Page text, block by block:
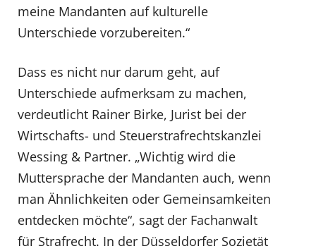
meine Mandanten auf kulturelle
Unterschiede vorzubereiten.“
Dass es nicht nur darum geht, auf
Unterschiede aufmerksam zu machen,
verdeutlicht Rainer Birke, Jurist bei der
Wirtschafts- und Steuerstrafrechtskanzlei
Wessing & Partner. „Wichtig wird die
Muttersprache der Mandanten auch, wenn
man Ähnlichkeiten oder Gemeinsamkeiten
entdecken möchte“, sagt der Fachanwalt
für Strafrecht. In der Düsseldorfer Sozietät